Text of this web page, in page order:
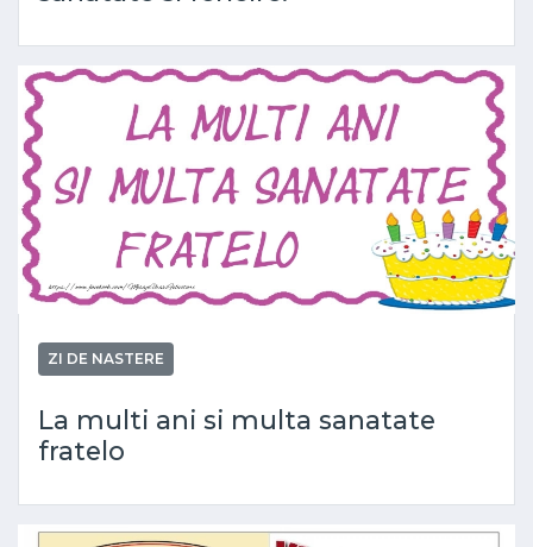
ZI DE NASTERE
La multi ani si multa sanatate
fratelo